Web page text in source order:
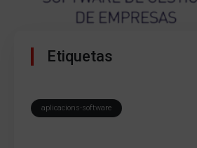
Etiquetas
aplicacions-software